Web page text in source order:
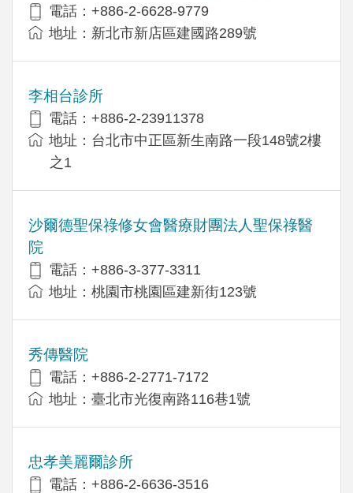
電話：+886-2-6628-9779
地址：新北市新店區建國路289號
李相台診所
電話：+886-2-23911378
地址：台北市中正區新生南路一段148號2樓
之1
沙爾德聖保祿修女會醫療財團法人聖保祿醫
院
電話：+886-3-377-3311
地址：桃園市桃園區建新街123號
秀傳醫院
電話：+886-2-2771-7172
地址：臺北市光復南路116巷1號
忠孝美麗爾診所
電話：+886-2-6636-3516